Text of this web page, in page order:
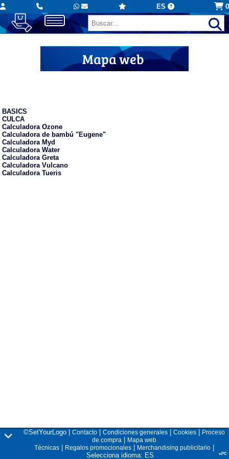
ES 0
Mapa web
BASICS
CULCA
Calculadora Ozone
Calculadora de bambú "Eugene"
Calculadora Myd
Calculadora Water
Calculadora Greta
Calculadora Vulcano
Calculadora Tueris
©SetYourLogo | Contacto| Condiciones generales| Cookies|
Proceso
de compra|
Mapa web
Técnicas| Regalos promocionales| Merchandising publicitario|
Selecciona idioma: ES
v.PC